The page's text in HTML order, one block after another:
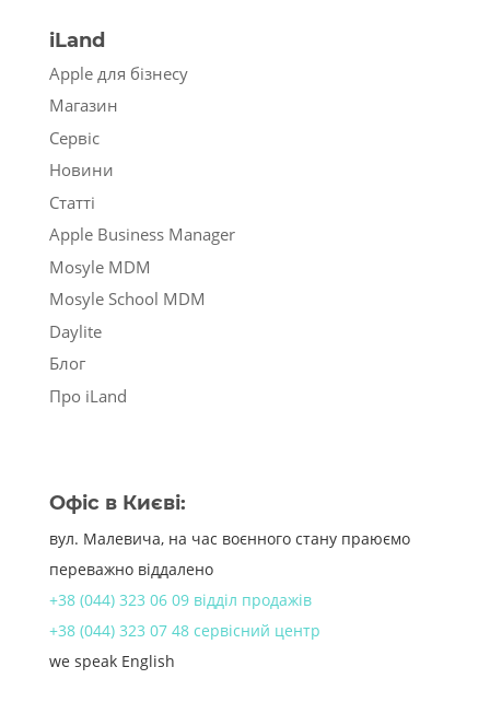
iLand
Apple для бізнесу
Магазин
Сервіс
Новини
Статті
Apple Business Manager
Mosyle MDM
Mosyle School MDM
Daylite
Блог
Про iLand
Офіс в Києві:
вул. Малевича, на час воєнного стану праюємо
переважно віддалено
+38 (044) 323 06 09 відділ продажів
+38 (044) 323 07 48 сервісний центр
we speak English